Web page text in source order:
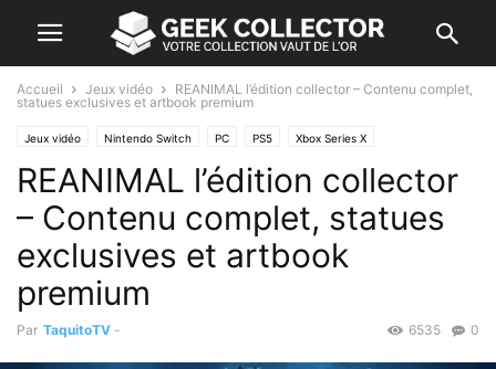
Accueil Jeux vidéo
REANIMAL l’édition collector – Contenu complet,
statues exclusives et artbook premium
Jeux vidéo Nintendo Switch PC PS5 Xbox Series X
REANIMAL l’édition collector
– Contenu complet, statues
exclusives et artbook
premium
Par TaquitoTV - 0
6535